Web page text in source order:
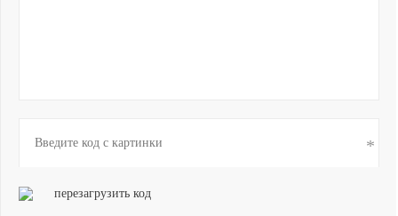
перезагрузить код